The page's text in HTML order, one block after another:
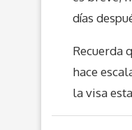
días
Recuerda
hace
la visa